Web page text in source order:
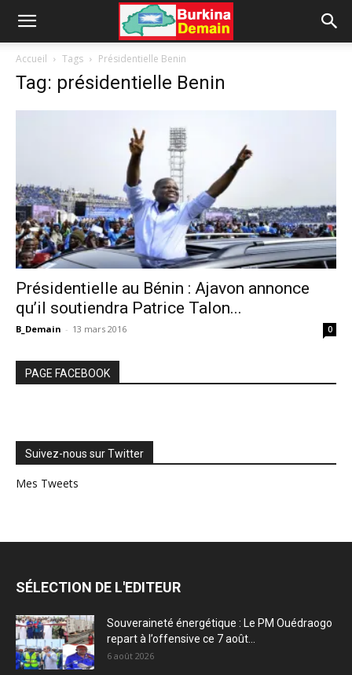
Accueil Tags Présidentielle Benin
Tag: présidentielle Benin
Présidentielle au Bénin : Ajavon annonce
qu’il soutiendra Patrice Talon...
B_Demain - 13 mars 2016 0
PAGE FACEBOOK
Suivez-nous sur Twitter
Mes Tweets
SÉLECTION DE L'EDITEUR
Souveraineté énergétique : Le PM Ouédraogo
repart à l’offensive ce 7 août...
6 août 2026